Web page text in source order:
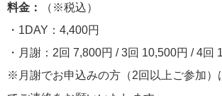
料金：
（※税込）
・1DAY：4,400円
・月謝：2回 7,800円 / 3回 10,500円 / 4回
※月謝でお申込みの方（2回以上ご参加）